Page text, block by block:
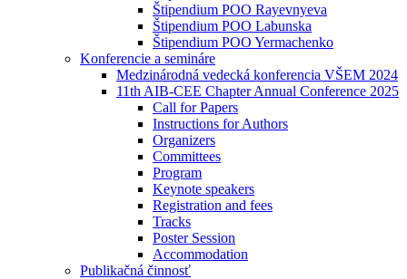
Štipendium POO Rayevnyeva
Štipendium POO Labunska
Štipendium POO Yermachenko
Konferencie a semináre
Medzinárodná vedecká konferencia VŠEM 2024
11th AIB-CEE Chapter Annual Conference 2025
Call for Papers
Instructions for Authors
Organizers
Committees
Program
Keynote speakers
Registration and fees
Tracks
Poster Session
Accommodation
Publikačná činnosť